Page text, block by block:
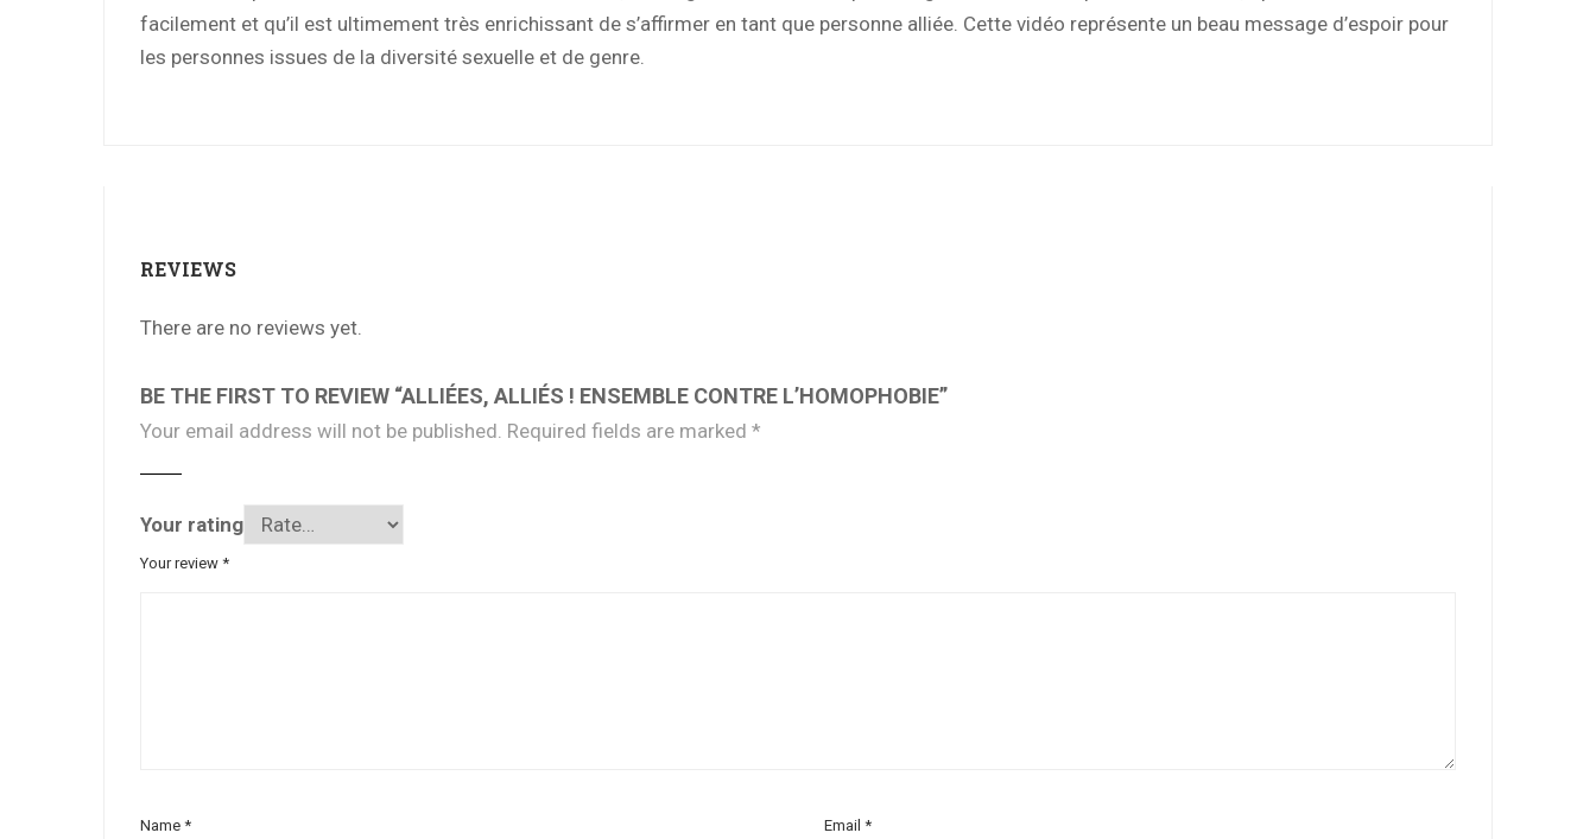
facilement et qu’il est ultimement très enrichissant de s’affirmer en tant que personne alliée. Cette vidéo représente un beau message d’espoir pour
les personnes issues de la diversité sexuelle et de genre.
REVIEWS
There are no reviews yet.
BE THE FIRST TO REVIEW “ALLIÉES, ALLIÉS ! ENSEMBLE CONTRE L’HOMOPHOBIE”
Your email address will not be published. Required fields are marked *
Your rating
Your review *
Name * Email*